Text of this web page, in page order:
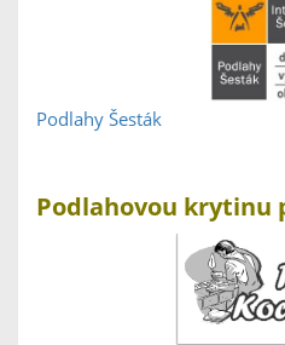
Podlahy Šesták
Podlahovou krytinu